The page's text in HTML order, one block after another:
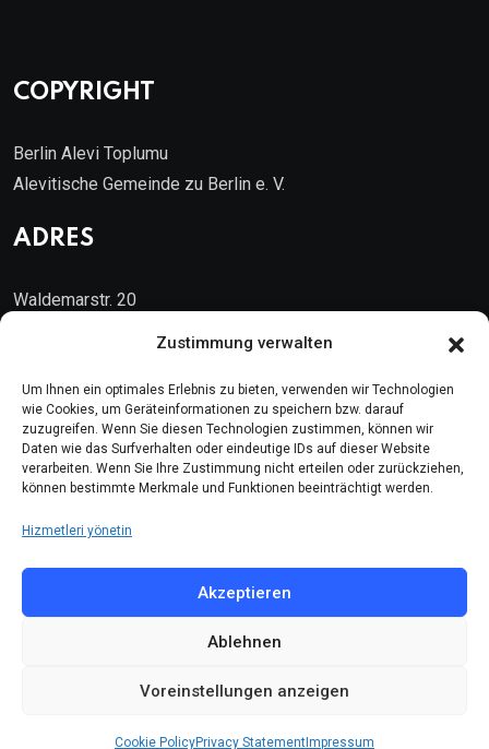
Zustimmung verwalten
Um Ihnen ein optimales Erlebnis zu bieten, verwenden wir Technologien
wie Cookies, um Geräteinformationen zu speichern bzw. darauf
zuzugreifen. Wenn Sie diesen Technologien zustimmen, können wir
Daten wie das Surfverhalten oder eindeutige IDs auf dieser Website
verarbeiten. Wenn Sie Ihre Zustimmung nicht erteilen oder zurückziehen,
können bestimmte Merkmale und Funktionen beeinträchtigt werden.
Hizmetleri yönetin
Akzeptieren
Ablehnen
Voreinstellungen anzeigen
Cookie PolicyPrivacy Statement Impressum
COPYRIGHT
Berlin Alevi Toplumu
Alevitische Gemeinde zu Berlin e. V.
ADRES
Waldemarstr. 20
Kontakt
Telefon: (030) 616 58 700
Faks : (030) 616 58 395
E-Posta: cemevi@alevi.org